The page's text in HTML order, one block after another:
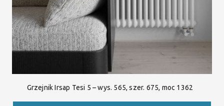
Grzejnik Irsap Tesi 5 – wys. 565, szer. 675, moc 1362